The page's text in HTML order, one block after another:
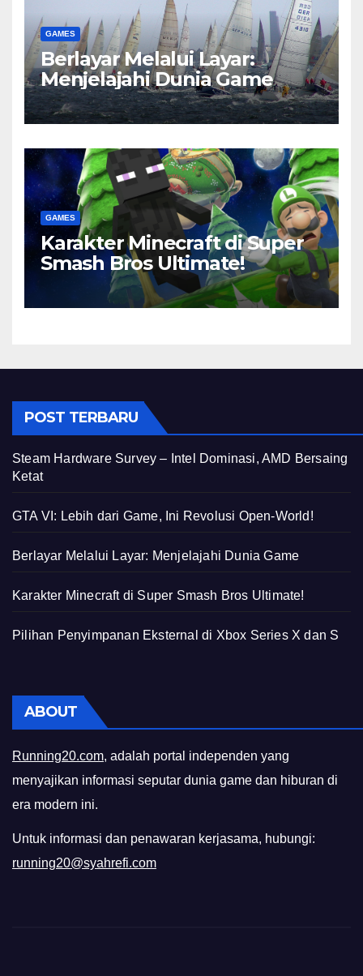
GAMES
Berlayar Melalui Layar:
Menjelajahi Dunia Game
GAMES
Karakter Minecraft di Super
Smash Bros Ultimate!
POST TERBARU
Steam Hardware Survey – Intel Dominasi, AMD Bersaing
Ketat
GTA VI: Lebih dari Game, Ini Revolusi Open-World!
Berlayar Melalui Layar: Menjelajahi Dunia Game
Karakter Minecraft di Super Smash Bros Ultimate!
Pilihan Penyimpanan Eksternal di Xbox Series X dan S
ABOUT
Running20.com, adalah portal independen yang
menyajikan informasi seputar dunia game dan hiburan di
era modern ini.
Untuk informasi dan penawaran kerjasama, hubungi:
running20@syahrefi.com